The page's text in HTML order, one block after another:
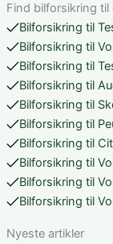
Find bilforsikring til
Bilforsikring til
Bilforsikring til
Bilforsikring til
Bilforsikring til
Bilforsikring til
Bilforsikring til
Bilforsikring til
Bilforsikring til
Bilforsikring til
Bilforsikring til
Nyeste artikler